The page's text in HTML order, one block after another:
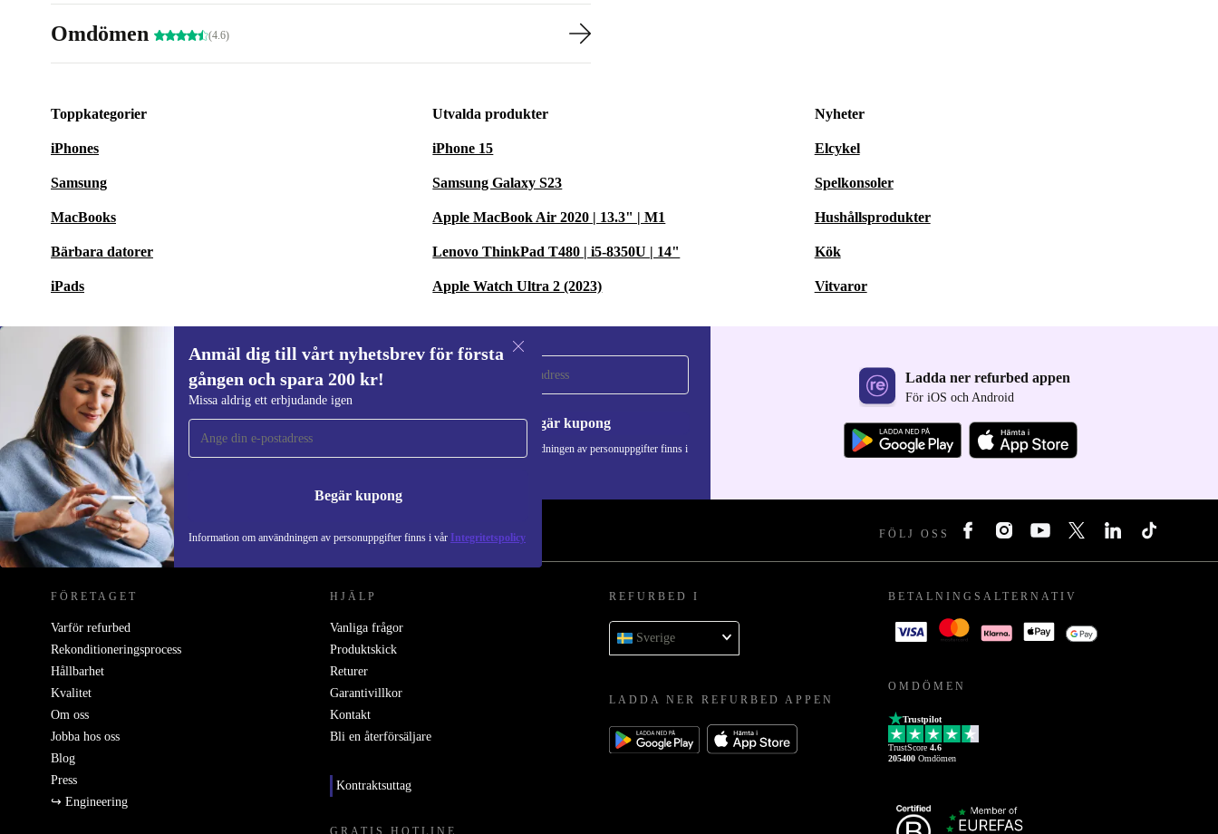
Omdömen (4.6)
Toppkategorier
iPhones
Samsung
MacBooks
Bärbara datorer
iPads
Utvalda produkter
iPhone 15
Samsung Galaxy S23
Apple MacBook Air 2020 | 13.3" | M1
Lenovo ThinkPad T480 | i5-8350U | 14"
Apple Watch Ultra 2 (2023)
Nyheter
Elcykel
Spelkonsoler
Hushållsprodukter
Kök
Vitvaror
Anmäl dig till vårt nyhetsbrev för första
gången och spara 200 kr!
Missa aldrig ett erbjudande igen
Begär kupong
Information om användningen av personuppgifter finns i vår Integritetspolicy
Anmäl dig till vårt nyhetsbrev för första
gången och spara 200 kr!
Missa aldrig ett erbjudande igen.
Begär kupong
Information om användningen av personuppgifter finns i
Ladda ner refurbed appen
För iOS och Android
REFURBED SVERIGE - RETHINK NEW. FÖLJ OSS
FÖRETAGET
Varför refurbed
Rekonditioneringsprocess
Hållbarhet
Kvalitet
Om oss
Jobba hos oss
Blog
Press
↪ Engineering
HJÄLP
Vanliga frågor
Produktskick
Returer
Garantivillkor
Kontakt
Bli en återförsäljare
Kontraktsuttag
GRATIS HOTLINE
REFURBED I
Sverige
LADDA NER REFURBED APPEN
BETALNINGSALTERNATIV
OMDÖMEN
Trustpilot
TrustScore 4.6
205400 Omdömen